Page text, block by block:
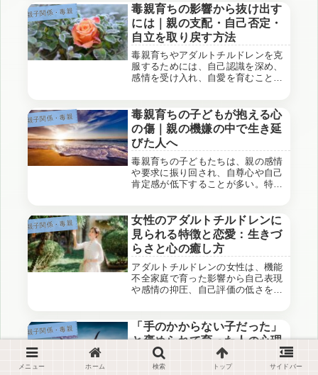
のような親子関係は、感情の抑圧や
歪んだ自己イメージを生み出し、成
長後もトラウマや対人関係の課題と
して残ります。彼らは自己価値を見
失い、他人の期待に縛られる傾向が
強くなるのです。
親子関係・毒親
毒親育ちの影響から抜け出す
には｜親の支配・自己否定・
自立を取り戻す方法
毒親育ちやアダルトチルドレンを克
服するためには、自己認識を深め、
感情を受け入れ、自愛を育むことが
の価値を見出し、充実した人生を歩
むことが大切です。
親子関係・毒親
毒親育ちの子どもが抱える心
の傷｜親の機嫌の中で生き延
びた人へ
毒親育ちの子どもたちは、親の感情
や要求に振り回され、自尊心や自己
肯定感が低下することが多い。特に
抱えながら成長する。親子の関係か
ら距離を取ることが、心の健康を守
るための有効な対処法となる場合が
ある。
親子関係・毒親
女性のアダルトチルドレンに
見られる特徴と恋愛：生きづ
らさと心の癒し方
アダルトチルドレンの女性は、機能
不全家庭で育った影響から自己表現
や感情の抑圧、自己評価の低さを抱
で、生きづらさを感じることが多い
です。自己肯定感の回復や健全な人
間関係を築くためには、自己認識と
感情の受容が鍵となります。
親子関係・毒親
「手のかからない子だった」
と褒められて育った人の心理
構造｜適応としての優等生性
「従順だったね」「賢くて、手のか
メニュー ホーム 検索 トップ サイドバー